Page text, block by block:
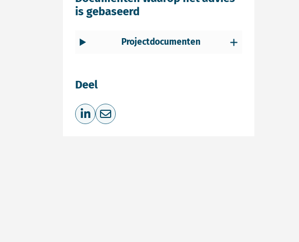
is gebaseerd
Projectdocumenten
Deel
Deel op LinkedIn
Deel via e-mail